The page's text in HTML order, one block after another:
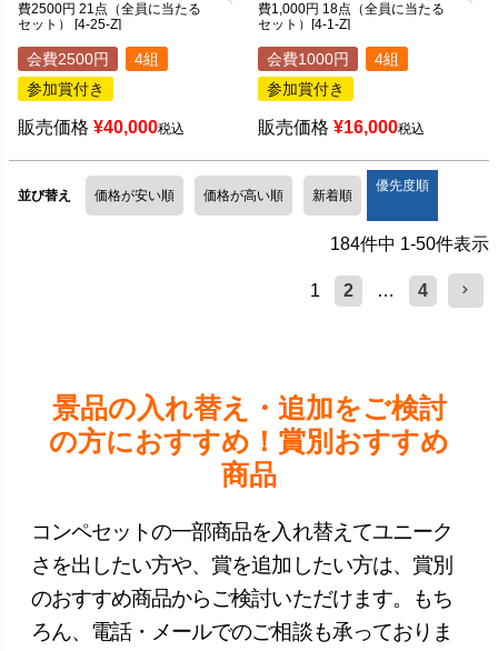
費2500円 21点（全員に当たる
セット） [4-25-Z]
会費2500円
4組
参加賞付き
販売価格 ¥40,000税込
費1,000円 18点（全員に当たる
セット）[4-1-Z]
会費1000円
4組
参加賞付き
販売価格 ¥16,000税込
並び替え 価格が安い順 価格が高い順 新着順
優先度順
184件中 1-50件表示
1 2 … 4
景品の入れ替え・追加をご検討
の方におすすめ！賞別おすすめ
商品
コンペセットの一部商品を入れ替えてユニーク
さを出したい方や、賞を追加したい方は、賞別
のおすすめ商品からご検討いただけます。もち
ろん、電話・メールでのご相談も承っておりま